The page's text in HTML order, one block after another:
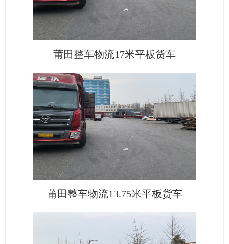
莆田整车物流17米平板货车
莆田整车物流13.75米平板货车